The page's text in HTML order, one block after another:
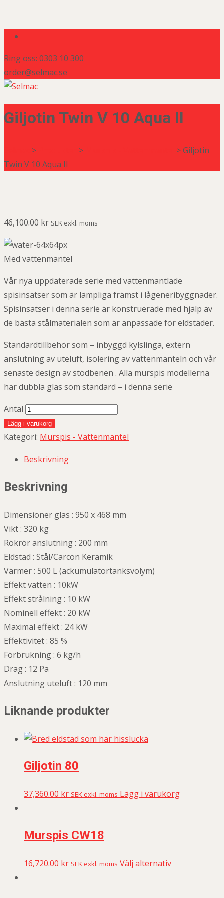
Ring oss: 0303 10 300
order@selmac.se
Giljotin Twin V 10 Aqua II
> > >Giljotin
Twin V 10 Aqua II
46,100.00 kr SEK exkl. moms
Med vattenmantel
Vår nya uppdaterade serie med vattenmantlade
spisinsatser som är lämpliga främst i lågeneribyggnader.
Spisinsatser i denna serie är konstruerade med hjälp av
de bästa stålmaterialen som är anpassade för eldstäder.
Standardtillbehör som – inbyggd kylslinga, extern
anslutning av uteluft, isolering av vattenmanteln och vår
senaste design av stödbenen . Alla murspis modellerna
har dubbla glas som standard – i denna serie
Antal
Lägg i varukorg
Kategori: Murspis - Vattenmantel
Beskrivning
Beskrivning
Dimensioner glas : 950 x 468 mm
Vikt : 320 kg
Rökrör anslutning : 200 mm
Eldstad : Stål/Carcon Keramik
Värmer : 500 L (ackumulatortanksvolym)
Effekt vatten : 10kW
Effekt strålning : 10 kW
Nominell effekt : 20 kW
Maximal effekt : 24 kW
Effektivitet : 85 %
Förbrukning : 6 kg/h
Drag : 12 Pa
Anslutning uteluft : 120 mm
Liknande produkter
Giljotin 80
37,360.00 kr SEK exkl. moms Lägg i varukorg
Murspis CW18
16,720.00 kr SEK exkl. moms Välj alternativ